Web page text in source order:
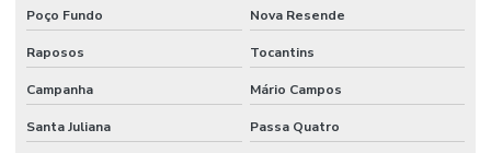
Serviço De Limpeza De Escritórios
Serviço De Limpeza Regular E Programada
Serviço De Manutenção Predial Completo
Serviço De Manutenção Preditiva
Poço Fundo Nova Resende
Raposos Tocantins
Campanha Mário Campos
Santa Juliana Passa Quatro